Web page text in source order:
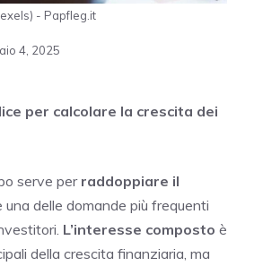
- Papfleg.it
4, 2025
per calcolare la crescita dei
serve perraddoppiare il
una delle domande più frequenti
L’interesse composto è
della crescita finanziaria, ma